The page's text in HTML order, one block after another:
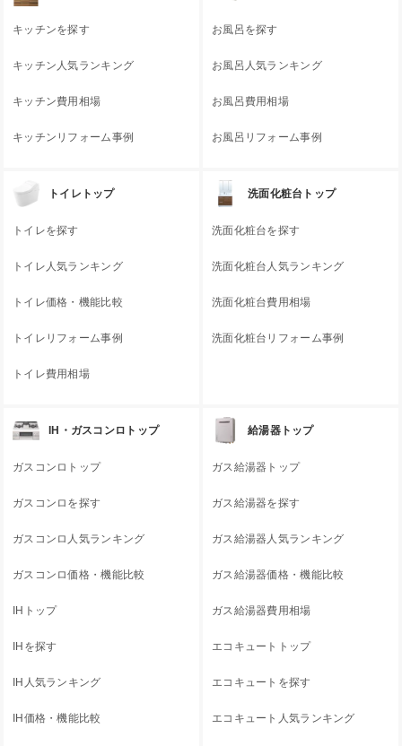
キッチンを探す
キッチン人気ランキング
キッチン費用相場
キッチンリフォーム事例
お風呂を探す
お風呂人気ランキング
お風呂費用相場
お風呂リフォーム事例
トイレトップ
トイレを探す
トイレ人気ランキング
トイレ価格・機能比較
トイレリフォーム事例
トイレ費用相場
洗面化粧台トップ
洗面化粧台を探す
洗面化粧台人気ランキング
洗面化粧台費用相場
洗面化粧台リフォーム事例
IH・ガスコンロトップ
ガスコンロトップ
ガスコンロを探す
ガスコンロ人気ランキング
ガスコンロ価格・機能比較
IHトップ
IHを探す
IH人気ランキング
IH価格・機能比較
給湯器トップ
ガス給湯器トップ
ガス給湯器を探す
ガス給湯器人気ランキング
ガス給湯器価格・機能比較
ガス給湯器費用相場
エコキュートトップ
エコキュートを探す
エコキュート人気ランキング